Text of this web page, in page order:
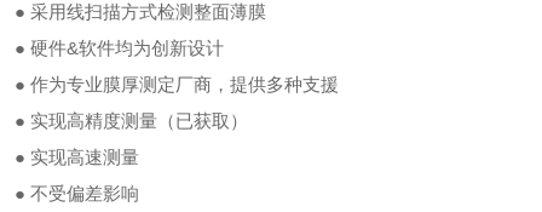
● 采用线扫描方式检测整面薄膜
● 硬件&软件均为创新设计
● 作为专业膜厚测定厂商，提供多种支援
● 实现高精度测量（已获取）
● 实现高速测量
● 不受偏差影响